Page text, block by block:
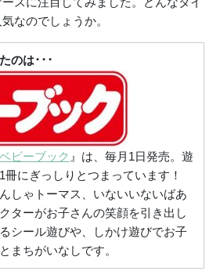
なのでしょうか。
のは･･･
ベビーブック 』は、毎月1日発売。遊
にぎっしりとつまっています！
しゃトーマス、いないいないばあ
ターがお子さんの笑顔を引き出し
シール遊びや、しかけ遊びでお子
まちがいなしです。